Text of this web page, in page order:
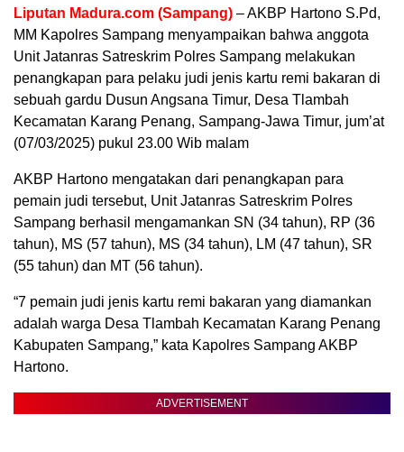
Liputan Madura.com (Sampang) – AKBP Hartono S.Pd,
MM Kapolres Sampang menyampaikan bahwa anggota
Unit Jatanras Satreskrim Polres Sampang melakukan
penangkapan para pelaku judi jenis kartu remi bakaran di
sebuah gardu Dusun Angsana Timur, Desa Tlambah
Kecamatan Karang Penang, Sampang-Jawa Timur, jum’at
(07/03/2025) pukul 23.00 Wib malam
AKBP Hartono mengatakan dari penangkapan para
pemain judi tersebut, Unit Jatanras Satreskrim Polres
Sampang berhasil mengamankan SN (34 tahun), RP (36
tahun), MS (57 tahun), MS (34 tahun), LM (47 tahun), SR
(55 tahun) dan MT (56 tahun).
“7 pemain judi jenis kartu remi bakaran yang diamankan
adalah warga Desa Tlambah Kecamatan Karang Penang
Kabupaten Sampang,” kata Kapolres Sampang AKBP
Hartono.
ADVERTISEMENT